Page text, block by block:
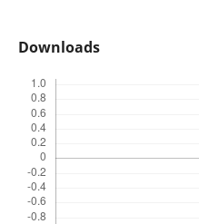
Downloads